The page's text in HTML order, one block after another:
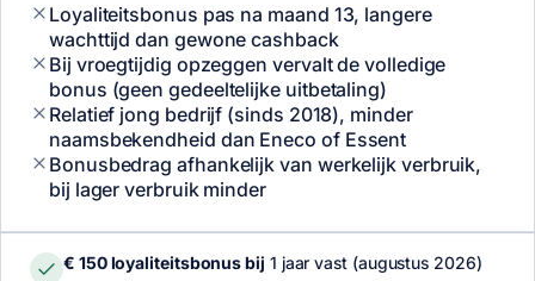
Loyaliteitsbonus pas na maand 13, langere
wachttijd dan gewone cashback
Bij vroegtijdig opzeggen vervalt de volledige
bonus (geen gedeeltelijke uitbetaling)
Relatief jong bedrijf (sinds 2018), minder
naamsbekendheid dan Eneco of Essent
Bonusbedrag afhankelijk van werkelijk verbruik,
bij lager verbruik minder
€ 150 loyaliteitsbonus bij 1 jaar vast (augustus 2026)